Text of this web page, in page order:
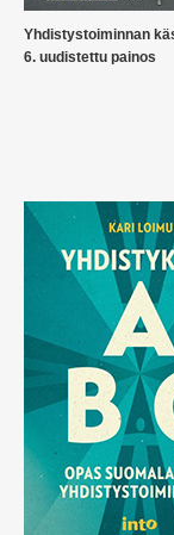
Yhdistystoiminnan
6. uudistettu painos